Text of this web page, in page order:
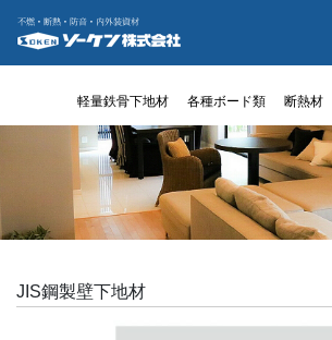
軽量鉄骨下地材 各種ボード類 断熱材
JIS鋼製壁下地材